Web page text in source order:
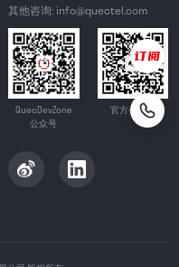
其他咨询: info@quectel.com
QuecDevZone
公众号
官方公众号